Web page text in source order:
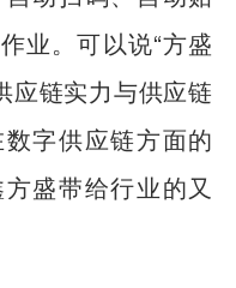
业。可以说“方盛
应链实力与供应链
字供应链方面的
盛带给行业的又